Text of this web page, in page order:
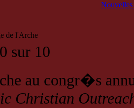
de l'Arche
sur 10
au congr�s
Christian